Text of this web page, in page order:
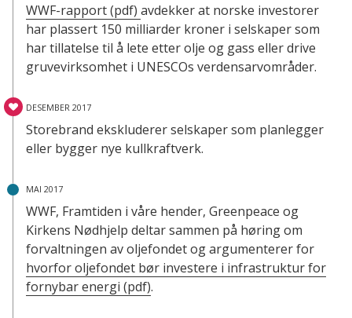
WWF-rapport (pdf) avdekker at norske investorer
har plassert 150 milliarder kroner i selskaper som
har tillatelse til å lete etter olje og gass eller drive
gruvevirksomhet i UNESCOs verdensarvområder.
DESEMBER 2017
Storebrand ekskluderer selskaper som planlegger
eller bygger nye kullkraftverk.
MAI 2017
WWF, Framtiden i våre hender, Greenpeace og
Kirkens Nødhjelp deltar sammen på høring om
forvaltningen av oljefondet og argumenterer for
hvorfor oljefondet bør investere i infrastruktur for
fornybar energi (pdf).